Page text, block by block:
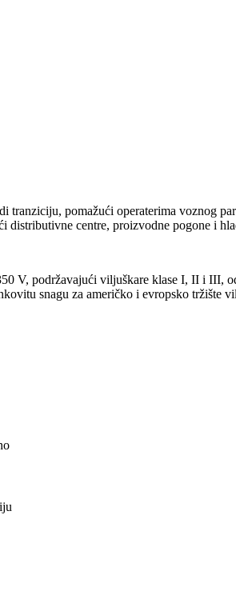
pomažući operaterima voznog
centre, proizvodne pogone i
V, podržavajući viljuškare klase I, II i III,
snagu za američko i evropsko tržište